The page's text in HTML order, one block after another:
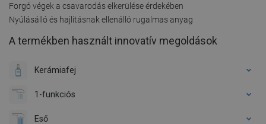
Forgó végek a csavarodás elkerülése érdekében
Nyúlásálló és hajlításnak ellenálló rugalmas anyag
A termékben használt innovatív megoldások
Kerámiafej
1-funkciós
Eső